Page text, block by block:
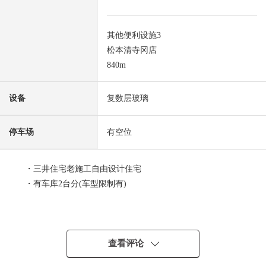
其他便利设施3
松本清寺冈店
840m
设备 复数层玻璃
停车场 有空位
・三井住宅老施工自由设计住宅
・有车库2台分(车型限制有)
○仙台市立寺冈小学步行13分钟的约1020m
○仙台市立寺冈中学步行16分钟的约1240m
查看评论